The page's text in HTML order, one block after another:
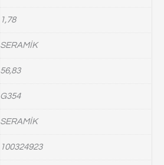
1,78
SERAMİK
56,83
G354
SERAMİK
100324923